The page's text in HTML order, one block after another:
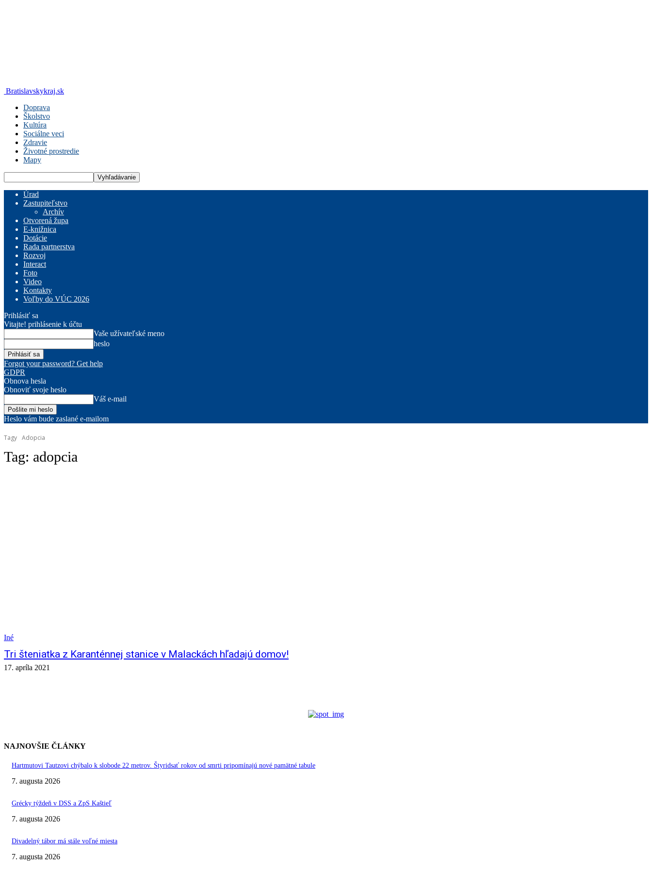
Bratislavskykraj.sk
Doprava
Školstvo
Kultúra
Sociálne veci
Zdravie
Životné prostredie
Mapy
Úrad
Zastupiteľstvo
Archív
Otvorená župa
E-knižnica
Dotácie
Rada partnerstva
Rozvoj
Interact
Foto
Video
Kontakty
Voľby do VÚC 2026
Prihlásiť sa
Vitajte! prihlásenie k účtu
Vaše užívateľské meno
heslo
Forgot your password? Get help
GDPR
Obnova hesla
Obnoviť svoje heslo
Váš e-mail
Heslo vám bude zaslané e-mailom
Tagy Adopcia
Tag: adopcia
Iné
Tri šteniatka z Karanténnej stanice v Malackách hľadajú domov!
17. apríla 2021
NAJNOVŠIE ČLÁNKY
Hartmutovi Tautzovi chýbalo k slobode 22 metrov. Štyridsať rokov od smrti pripomínajú nové pamätné tabule
7. augusta 2026
Grécky týždeň v DSS a ZpS Kaštieľ
7. augusta 2026
Divadelný tábor má stále voľné miesta
7. augusta 2026